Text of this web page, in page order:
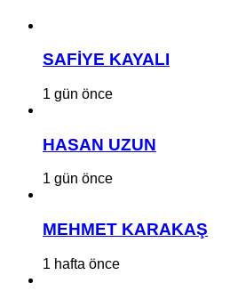
SAFİYE KAYALI
1 gün önce
HASAN UZUN
1 gün önce
MEHMET KARAKAŞ
1 hafta önce